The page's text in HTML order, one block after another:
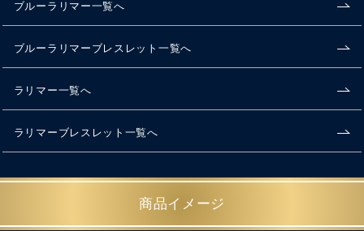
ブルーラリマー一覧へ
ブルーラリマーブレスレット一覧へ
ラリマー一覧へ
ラリマーブレスレット一覧へ
商品イメージ